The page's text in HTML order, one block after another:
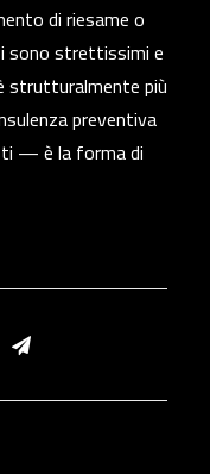
di riesame o
sono strettissimi e
strutturalmente più
preventiva
— è la forma di